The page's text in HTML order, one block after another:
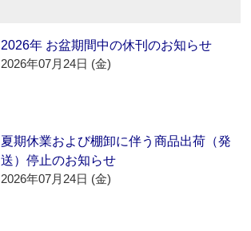
2026年 お盆期間中の休刊のお知らせ
2026年07月24日 (金)
夏期休業および棚卸に伴う商品出荷（発
送）停止のお知らせ
2026年07月24日 (金)